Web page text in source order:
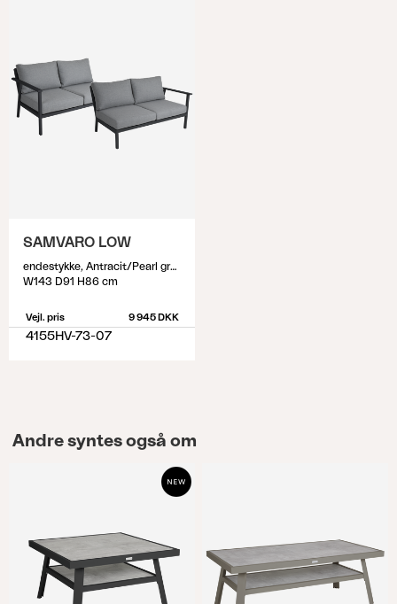
SAMVARO LOW
endestykke, Antracit/Pearl grey
W143 D91 H86 cm
Vejl. pris 9 945 DKK
4155HV-73-07
Andre syntes også om